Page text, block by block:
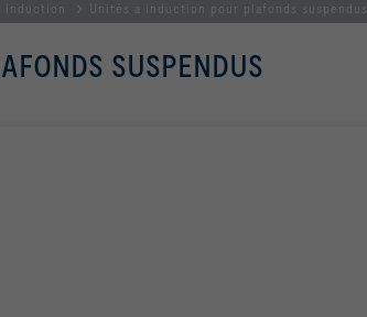
induction Unités à induction pour plafonds suspendus
SUSPENDUS